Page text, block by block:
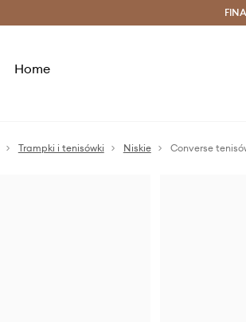
Oszczędzaj z
Home
Trampki i tenisówki Niskie Converse